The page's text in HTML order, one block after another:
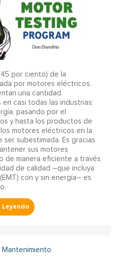
por ciento) de la
por motores eléctricos.
una cantidad
casi todas las industrias:
pasando por el
y hasta los productos de
motores eléctricos en la
subestimada. Es gracias
sus motores
de manera eficiente a través
de calidad –que incluya
con y sin energía– es
Mantenimiento